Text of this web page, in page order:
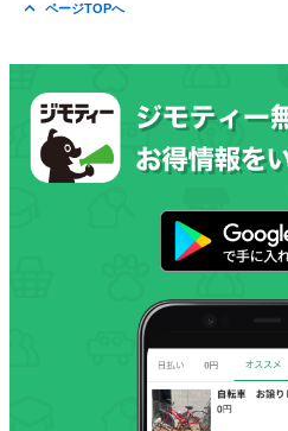
ページTOPへ